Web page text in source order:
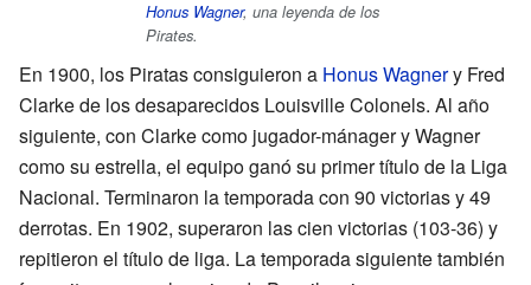
Honus Wagner, una leyenda de los
Pirates.
En 1900, los Piratas consiguieron a Honus Wagnery Fred
Clarke de los desaparecidos Louisville Colonels. Al año
siguiente, con Clarke como jugador-mánager y Wagner
como su estrella, el equipo ganó su primer título de la Liga
Nacional. Terminaron la temporada con 90 victorias y 49
derrotas. En 1902, superaron las cien victorias (103-36) y
repitieron el título de liga. La temporada siguiente también